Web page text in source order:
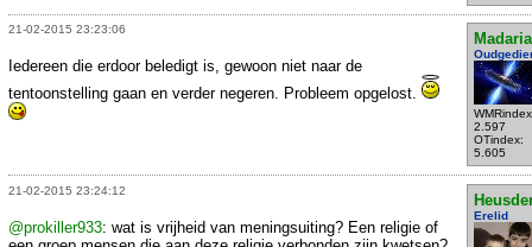
21-02-2015 23:23:06
2.597
OTindex:
5.605
Iedereen die erdoor beledigt is, gewoon niet naar de
tentoonstelling gaan en verder negeren. Probleem opgelost.
21-02-2015 23:24:12
Erelid
@prokiller933: wat is vrijheid van meningsuiting? Een religie of